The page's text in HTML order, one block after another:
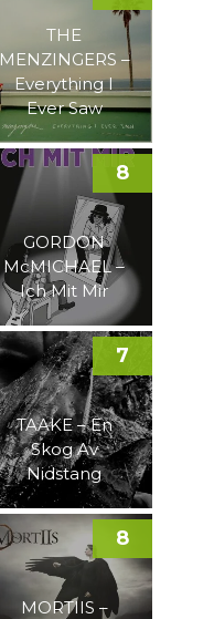
THE
MENZINGERS –
Everything I
Ever Saw
GORDON
McMICHAEL –
Ich Mit Mir
8
TAAKE – En
Skog Av
Nidstang
7
MORTIIS –
8